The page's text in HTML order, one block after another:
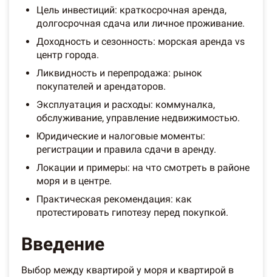
Цель инвестиций: краткосрочная аренда,
долгосрочная сдача или личное проживание.
Доходность и сезонность: морская аренда vs
центр города.
Ликвидность и перепродажа: рынок
покупателей и арендаторов.
Эксплуатация и расходы: коммуналка,
обслуживание, управление недвижимостью.
Юридические и налоговые моменты:
регистрации и правила сдачи в аренду.
Локации и примеры: на что смотреть в районе
моря и в центре.
Практическая рекомендация: как
протестировать гипотезу перед покупкой.
Введение
Выбор между квартирой у моря и квартирой в